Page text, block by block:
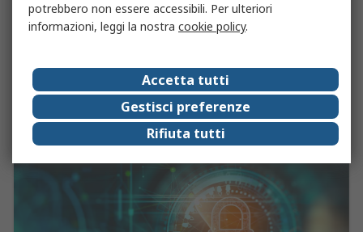
Guida alle CPU e Microprocessori
Leggi di più
potrebbero non essere accessibili. Per ulteriori
informazioni, leggi la nostra cookie policy.
Accetta tutti
Gestisci preferenze
Rifiuta tutti